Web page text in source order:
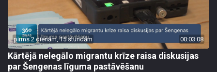
pirms 2 dienām, 15 stundām 00:03:08
Kārtējā nelegālo migrantu krīze raisa diskusijas
par Šengenas līguma pastāvēšanu